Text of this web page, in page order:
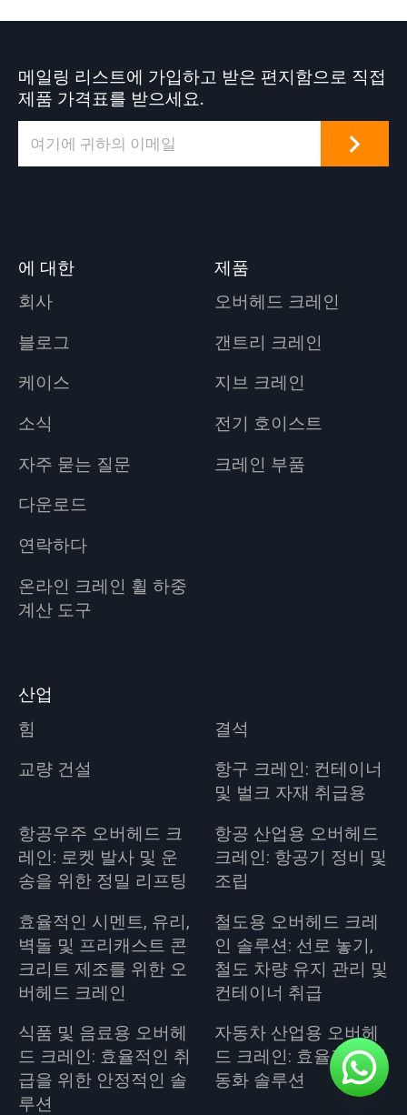
메일링 리스트에 가입하고 받은 편지함으로 직접
제품 가격표를 받으세요.
에 대한
회사
블로그
케이스
소식
자주 묻는 질문
다운로드
연락하다
온라인 크레인 휠 하중
계산 도구
제품
오버헤드 크레인
갠트리 크레인
지브 크레인
전기 호이스트
크레인 부품
산업
힘
결석
교량 건설
항구 크레인: 컨테이너
및 벌크 자재 취급용
항공우주 오버헤드 크
레인: 로켓 발사 및 운
송을 위한 정밀 리프팅
항공 산업용 오버헤드
크레인: 항공기 정비 및
조립
효율적인 시멘트, 유리,
벽돌 및 프리캐스트 콘
크리트 제조를 위한 오
버헤드 크레인
철도용 오버헤드 크레
인 솔루션: 선로 놓기,
철도 차량 유지 관리 및
컨테이너 취급
식품 및 음료용 오버헤
드 크레인: 효율적인 취
급을 위한 안정적인 솔
루션
자동차 산업용 오버헤
드 크레인: 효율적인 자
동화 솔루션